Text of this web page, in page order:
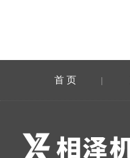
首 页 |